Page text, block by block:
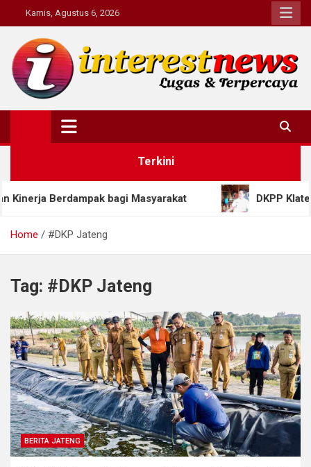
to
content
Kamis, Agustus 6, 2026
Interestnews.or.id
Terkini
Berdampak bagi Masyarakat DKPP Klaten
Home #DKP Jateng
Tag: #DKP Jateng
BERITA JATENG